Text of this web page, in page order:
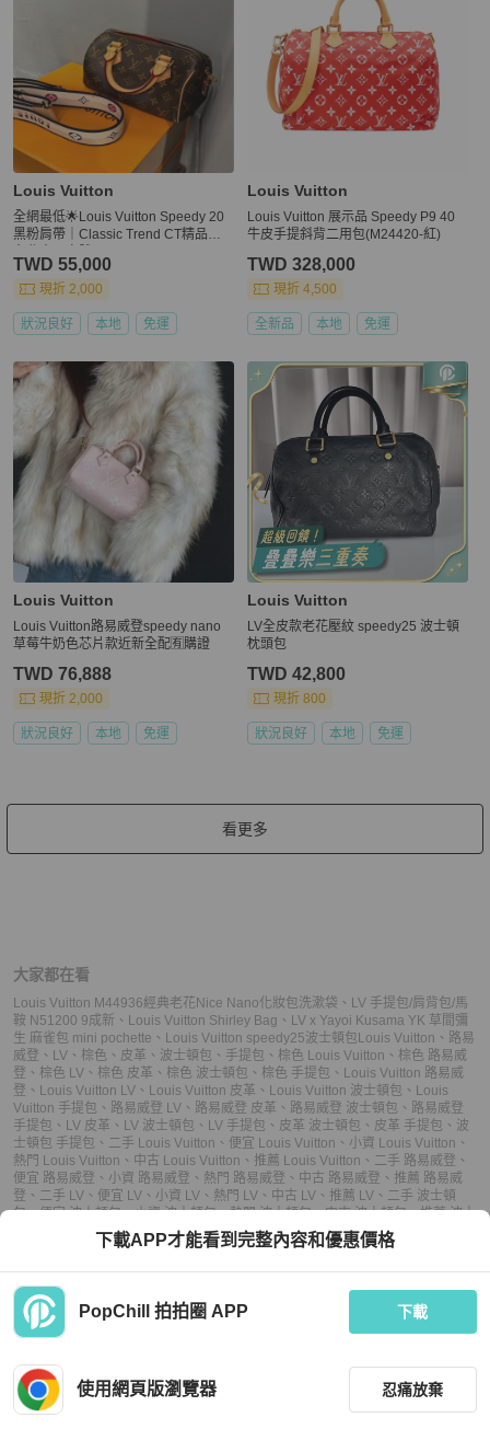
Louis Vuitton
全網最低🌟Louis Vuitton Speedy 20
黑粉肩帶｜Classic Trend CT精品｜
TWD 55,000
現折 2,000
狀況良好 本地 免運
Louis Vuitton
Louis Vuitton 展示品 Speedy P9 40
牛皮手提斜背二用包(M24420-紅)
TWD 328,000
現折 4,500
全新品 本地 免運
Louis Vuitton
Louis Vuitton路易威登speedy nano
草莓牛奶色芯片款近新全配🈶購證
TWD 76,888
現折 2,000
狀況良好 本地 免運
Louis Vuitton
LV全皮款老花壓紋 speedy25 波士頓
枕頭包
TWD 42,800
現折 800
狀況良好 本地 免運
看更多
大家都在看
Louis Vuitton M44936經典老花Nice Nano化妝包洗漱袋 、 LV 手提包/肩背包/馬
鞍 N51200 9成新 、 Louis Vuitton Shirley Bag 、 LV x Yayoi Kusama YK 草間彌
生 麻雀包 mini pochette 、 Louis Vuitton speedy25波士頓包 Louis Vuitton 、 路易
威登 、 LV 、 棕色 、 皮革 、 波士頓包 、 手提包 、 棕色 Louis Vuitton 、 棕色 路易威
登 、 棕色 LV 、 棕色 皮革 、 棕色 波士頓包 、 棕色 手提包 、 Louis Vuitton 路易威
登 、 Louis Vuitton LV 、 Louis Vuitton 皮革 、 Louis Vuitton 波士頓包 、 Louis
Vuitton 手提包 、 路易威登 LV 、 路易威登 皮革 、 路易威登 波士頓包 、 路易威登
手提包 、 LV 皮革 、 LV 波士頓包 、 LV 手提包 、 皮革 波士頓包 、 皮革 手提包 、 波
士頓包 手提包 、 二手 Louis Vuitton 、 便宜 Louis Vuitton 、 小資 Louis Vuitton 、
熱門 Louis Vuitton 、 中古 Louis Vuitton 、 推薦 Louis Vuitton 、 二手 路易威登 、
便宜 路易威登 、 小資 路易威登 、 熱門 路易威登 、 中古 路易威登 、 推薦 路易威
登 、 二手 LV 、 便宜 LV 、 小資 LV 、 熱門 LV 、 中古 LV 、 推薦 LV 、 二手 波士頓
包、便宜 波士頓包、小資 波士頓包、熱門 波士頓包、中古 波士頓包、推薦 波士
二手 手提包、 便宜 手提包、小資 手提包 、熱門 手提包、 中古 手提包
下載APP才能看到完整內容和優惠價格
PopChill 拍拍圈 APP 下載
使用網頁版瀏覽器 忍痛放棄